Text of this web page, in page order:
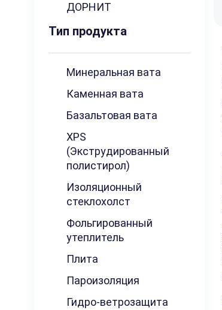
ДОРНИТ
Тип продукта
Минеральная вата
Каменная вата
Базальтовая вата
XPS
(Экструдированный
полистирол)
Изоляционный
стеклохолст
Фольгированный
утеплитель
Плита
Пароизоляция
Гидро-ветрозащита